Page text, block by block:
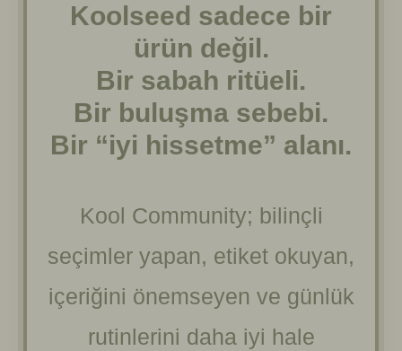
Koolseed sadece bir
ürün değil.
Bir sabah ritüeli.
Bir buluşma sebebi.
Bir “iyi hissetme” alanı.
Kool Community; bilinçli
seçimler yapan, etiket okuyan,
içeriğini önemseyen ve günlük
rutinlerini daha iyi hale